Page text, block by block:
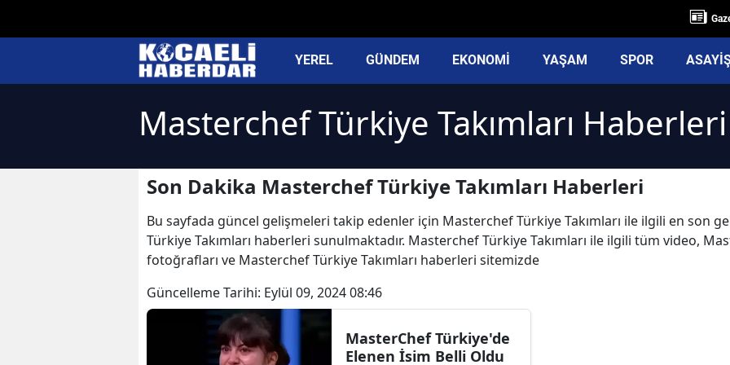
YEREL GÜNDEM EKONOMİ YAŞAM SPOR
Masterchef Türkiye Takımları Haberleri
Son Dakika Masterchef Türkiye Takımları Haberleri
Bu sayfada güncel gelişmeleri takip edenler için Masterchef Türkiye Takımları ile ilgili en son
Türkiye Takımları haberleri sunulmaktadır. Masterchef Türkiye Takımları ile ilgili tüm video,
fotoğrafları ve Masterchef Türkiye Takımları haberleri sitemizde
Güncelleme Tarihi: Eylül 09, 2024 08:46
MasterChef Türkiye'de
Elenen İsim Belli Oldu